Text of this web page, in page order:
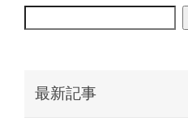
最新記事